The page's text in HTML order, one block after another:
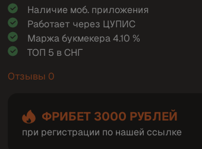
Наличие моб. приложения
Работает через ЦУПИС
Маржа букмекера 4.10 %
ТОП 5 в СНГ
Отзывы 0
ФРИБЕТ 3000 РУБЛЕЙ
при регистрации по нашей ссылке